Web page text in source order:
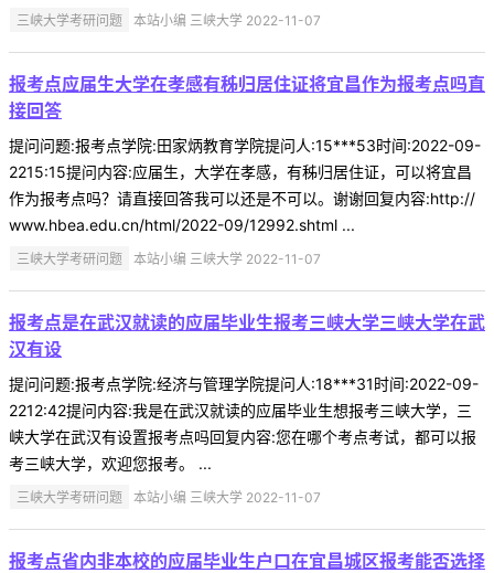
三峡大学考研问题 本站小编 三峡大学 2022-11-07
报考点应届生大学在孝感有秭归居住证将宜昌作为报考点吗直
接回答
提问问题:报考点学院:田家炳教育学院提问人:15***53时间:2022-09-
2215:15提问内容:应届生，大学在孝感，有秭归居住证，可以将宜昌
作为报考点吗？请直接回答我可以还是不可以。谢谢回复内容:http://
www.hbea.edu.cn/html/2022-09/12992.shtml ...
三峡大学考研问题 本站小编 三峡大学 2022-11-07
报考点是在武汉就读的应届毕业生报考三峡大学三峡大学在武
汉有设
提问问题:报考点学院:经济与管理学院提问人:18***31时间:2022-09-
2212:42提问内容:我是在武汉就读的应届毕业生想报考三峡大学，三
峡大学在武汉有设置报考点吗回复内容:您在哪个考点考试，都可以报
考三峡大学，欢迎您报考。 ...
三峡大学考研问题 本站小编 三峡大学 2022-11-07
报考点省内非本校的应届毕业生户口在宜昌城区报考能否选择